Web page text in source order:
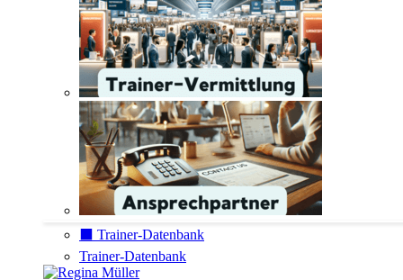
⬛️ Trainer-Datenbank
Trainer-Datenbank